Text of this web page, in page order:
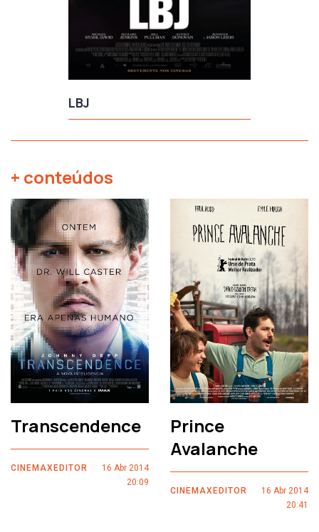
LBJ
+ conteúdos
Transcendence
CINEMAXEDITOR
16 Abr 2014
20:09
Prince
Avalanche
CINEMAXEDITOR
16 Abr 2014
20:41